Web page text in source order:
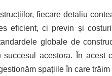
fiecare detaliu
eficient, ci previn și
globale de
succesul acestora. În acest
spațiile în care trăim